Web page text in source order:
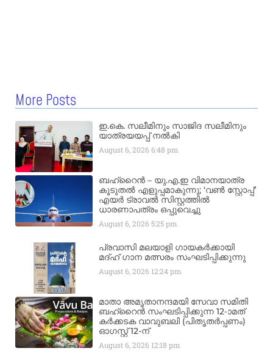
More Posts
ഇ.കെ. സലീമിനും സാജിദ സലീമിനും
യാത്രയയപ്പ് നൽകി
August 6, 20266:48 pm
ബഹ്‌റൈൻ – യു.എ.ഇ വിമാനയാത്ര
കൂടുതൽ എളുപ്പമാകുന്നു; ‘വൺ സ്റ്റോപ്പ്’
എയർ ട്രാവൽ സിസ്റ്റത്തിൽ
ധാരണാപത്രം ഒപ്പുവെച്ചു
August 6, 20265:25 pm
പ്രവാസി മലയാളി ഗായകർക്കായി
മദ്ഹ് ഗാന മത്സരം സംഘടിപ്പിക്കുന്നു
August 6, 2026 12:24 pm
മാതാ അമൃതാനന്ദമയി സേവാ സമിതി
ബഹ്‌റൈൻ സംഘടിപ്പിക്കുന്ന 12-ാമത്
കർക്കടക വാവുബലി (പിതൃതർപ്പണം)
ഓഗസ്റ്റ് 12-ന്
August 6, 2026 12:18 pm